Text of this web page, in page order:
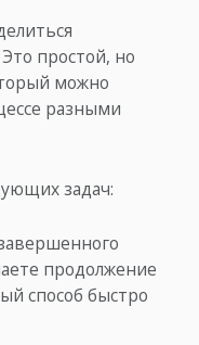
простой, но
можно
разными
задач:
продолжение
способ быстро